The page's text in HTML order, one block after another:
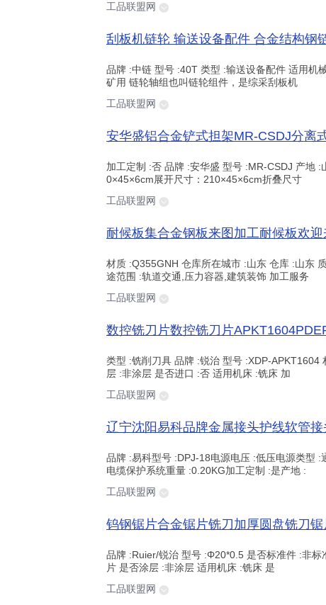
工品联盟网
品牌 :中链 型号 :40T 类型 :输送设备配件 适用机
矿用 链轮轴组也叫链轮组件，是综采刮板机
工品联盟网
加工定制 :否 品牌 :安华盛 型号 :MR-CSDJ 产地 :
0×45×6cm展开尺寸：210×45×6cm折叠尺寸
工品联盟网
材质 :Q355GNH 仓库所在城市 :山东 仓库 :山东
途范围 :轨道交通,压力容器,建筑装饰 加工服务
工品联盟网
类型 :铣削刀具 品牌 :锐治 型号 :XDP-APKT1604
层 :非涂层 是否进口 :否 适用机床 :铣床 加
工品联盟网
品牌 :易科型号 :DPJ-18电源电压 :低压电源类型
电缆保护系统重量 :0.20KG加工定制 :是产地 :
工品联盟网
品牌 :Ruier/锐治 型号 :Φ20*0.5 是否标准件 :非标
片 是否涂层 :非涂层 适用机床 :铣床 是
工品联盟网